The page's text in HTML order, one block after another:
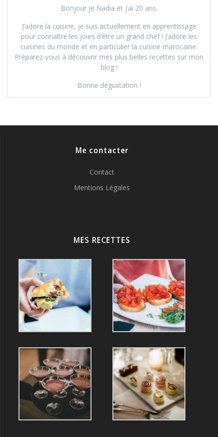
Bonjour je Nadia et j’ai 20 ans.
J’adore la cuisine, je suis actuellement en apprentissage
pour connaître les joies d’être un grand chef ! J’adore les
cuisines du monde et en particulier la cuisine marocaine.
Préparez-vous à découvrir mes plus belles recettes sur mon
blog !
Bonne dégustation !
Me contacter
Contact
Mentions Légales
MES RECETTES